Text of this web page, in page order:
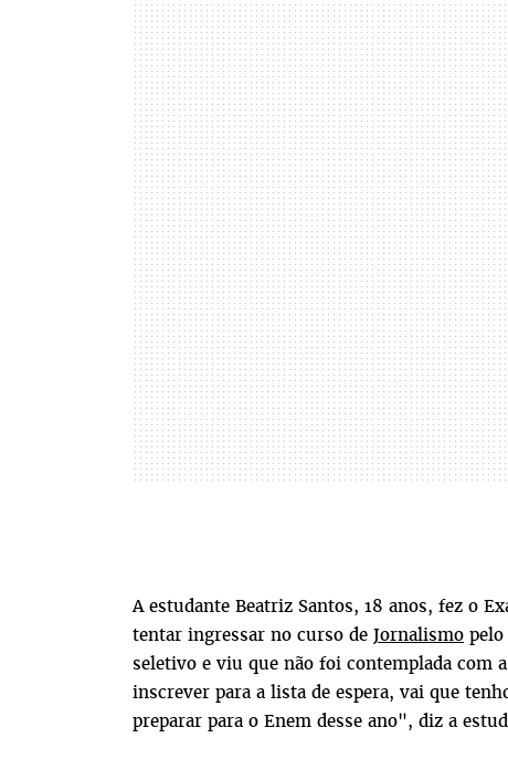
A estudante Beatriz Santos, 18 anos, fez o
tentar ingressar no curso de Jornalismopelo
seletivo e viu que não foi contemplada com
inscrever para a lista de espera, vai que
preparar para o Enem desse ano", diz a